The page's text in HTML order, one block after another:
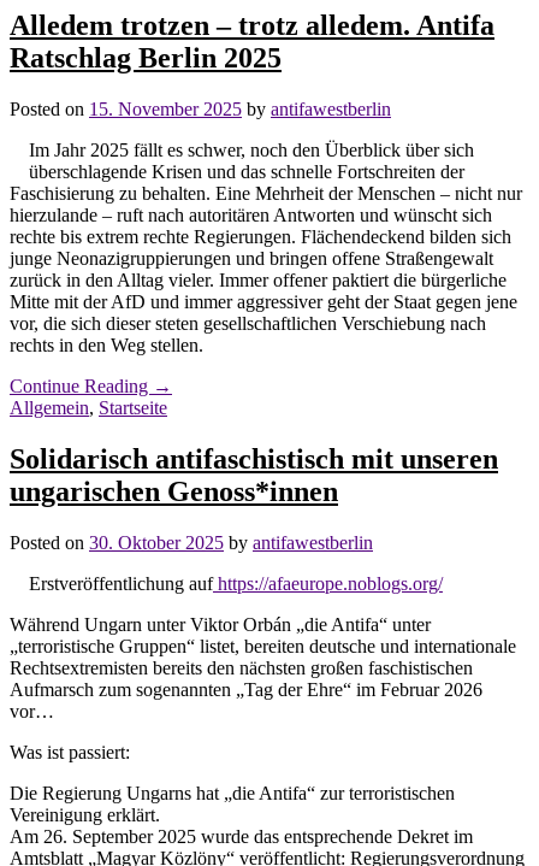
Alledem trotzen – trotz alledem. Antifa
Ratschlag Berlin 2025
Posted on 15. November 2025 by antifawestberlin
Im Jahr 2025 fällt es schwer, noch den Überblick über sich
überschlagende Krisen und das schnelle Fortschreiten der
Faschisierung zu behalten. Eine Mehrheit der Menschen – nicht nur
hierzulande – ruft nach autoritären Antworten und wünscht sich
rechte bis extrem rechte Regierungen. Flächendeckend bilden sich
junge Neonazigruppierungen und bringen offene Straßengewalt
zurück in den Alltag vieler. Immer offener paktiert die bürgerliche
Mitte mit der AfD und immer aggressiver geht der Staat gegen jene
vor, die sich dieser steten gesellschaftlichen Verschiebung nach
rechts in den Weg stellen.
Continue Reading →
Allgemein, Startseite
Solidarisch antifaschistisch mit unseren
ungarischen Genoss*innen
Posted on 30. Oktober 2025 by antifawestberlin
Erstveröffentlichung aufhttps://afaeurope.noblogs.org/
Während Ungarn unter Viktor Orbán „die Antifa“ unter
„terroristische Gruppen“ listet, bereiten deutsche und internationale
Rechtsextremisten bereits den nächsten großen faschistischen
Aufmarsch zum sogenannten „Tag der Ehre“ im Februar 2026
vor…
Was ist passiert:
Die Regierung Ungarns hat „die Antifa“ zur terroristischen
Vereinigung erklärt.
Am 26. September 2025 wurde das entsprechende Dekret im
Amtsblatt „Magyar Közlöny“ veröffentlicht: Regierungsverordnung